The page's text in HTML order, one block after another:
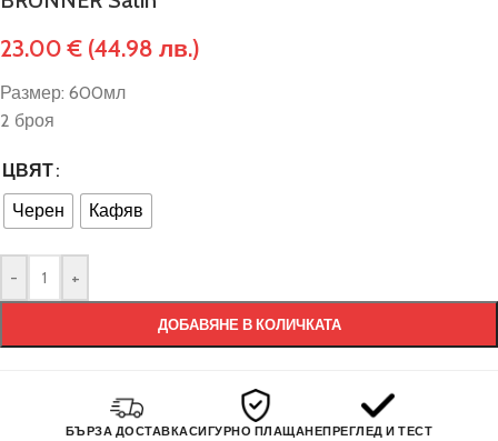
23.00€ (44.98 лв.)
Размер: 600мл
2 броя
ЦВЯТ
Черен
Кафяв
- +
ДОБАВЯНЕ В КОЛИЧКАТА
БЪРЗА ДОСТАВКАСИГУРНО ПЛАЩАНЕПРЕГЛЕД И ТЕСТ